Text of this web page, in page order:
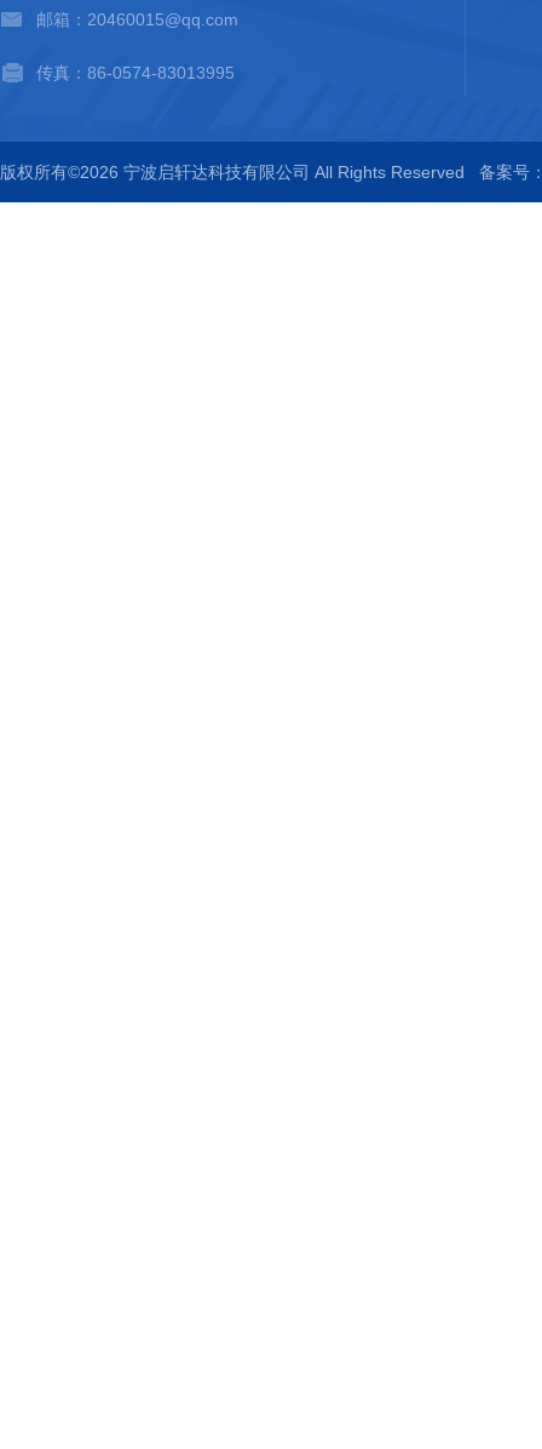
邮箱：20460015@qq.com
传真：86-0574-83013995
版权所有©2026 宁波启轩达科技有限公司 All Rights Reserved 备案号